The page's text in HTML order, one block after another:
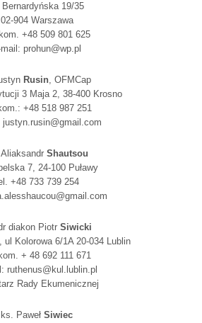
19/35
02-904 Warszawa
+48 509 801 625
prohun@wp.pl
Rusin, OFMCap
3 Maja 2, 38-400 Krosno
+48 518 987 251
justyn.rusin@gmail.com
Shautsou
7, 24-100 Puławy
+48 733 739 254
diakon Piotr Siwicki
ul Kolorowa 6/1A 20-034 Lublin
+ 48 692 111 671
ruthenus@kul.lublin.pl
Rady Ekumenicznej
ks. Paweł Siwiec